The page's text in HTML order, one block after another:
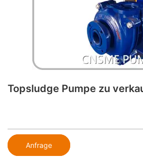
Topsludge Pumpe zu
Anfrage